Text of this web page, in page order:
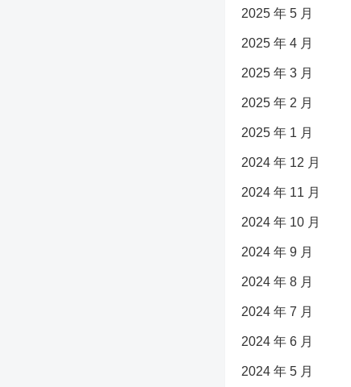
2025 年 5 月
2025 年 4 月
2025 年 3 月
2025 年 2 月
2025 年 1 月
2024 年 12 月
2024 年 11 月
2024 年 10 月
2024 年 9 月
2024 年 8 月
2024 年 7 月
2024 年 6 月
2024 年 5 月